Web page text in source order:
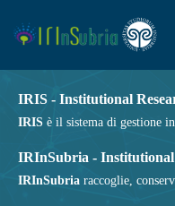
IRIS - Institutional
IRIS è il sistema di gestione
IRInSubria -
IRInSubria raccoglie,